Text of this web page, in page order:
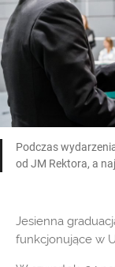
Podczas
od JM Rektora, a
Jesienna
funkcjonujące w